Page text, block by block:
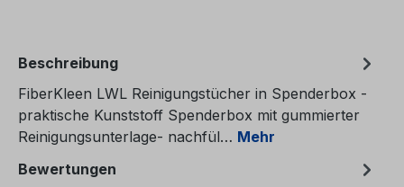
Beschreibung
FiberKleen LWL Reinigungstücher in Spenderbox -
praktische Kunststoff Spenderbox mit gummierter
Reinigungsunterlage- nachfül… Mehr
Bewertungen